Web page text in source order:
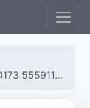
55593342